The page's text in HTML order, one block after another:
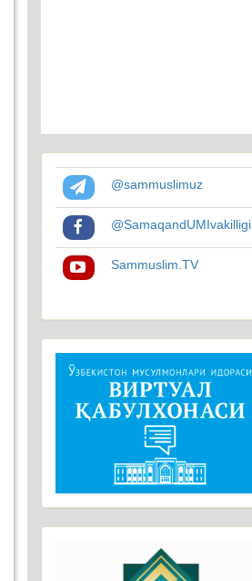
@sammuslimuz
@SamaqandUMIvakilligi
Sammuslim.TV